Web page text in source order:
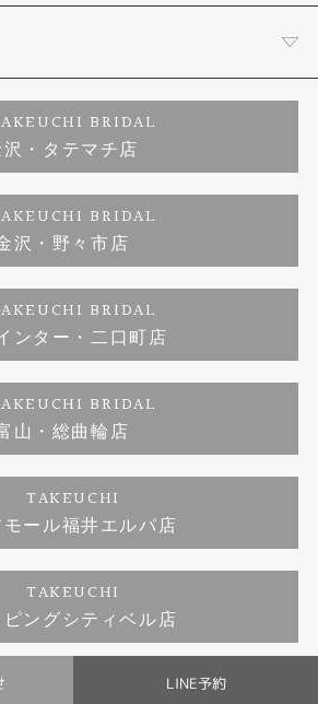
LINE予約
アリング
婚指輪 and 婚約指輪
輪プロポーズプラン
BRIDAL
・タテマチ店
BRIDAL
沢・野々市店
BRIDAL
ンター・二口町店
BRIDAL
山・総曲輪店
TAKEUCHI
ール福井エルパ店
TAKEUCHI
ングシティベル店
BRIDAL All Rights Reserved.